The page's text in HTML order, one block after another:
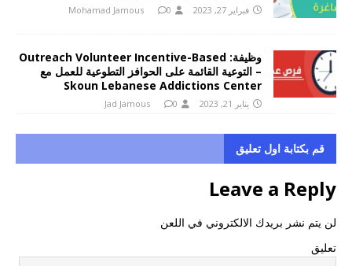
فبراير 27, 2023 Mohamad Jamous 0
وظيفة: Outreach Volunteer Incentive-Based
– التوعية القائمة على الحوافز التطوعية للعمل مع
Skoun Lebanese Addictions Center
يناير 21, 2023 Jad Jamous 0
قم بكتابة اول تعليق
Leave a Reply
لن يتم نشر بريدك الالكتروني في اللعن
تعليق